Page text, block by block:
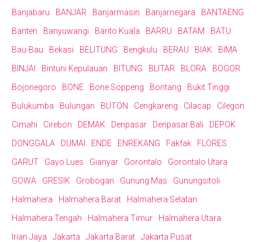
Banjabaru
BANJAR Banjarmasin Banjarnegara
BANTAENG
Banten
Banyuwangi Barito Kuala BARRU BATAM
BATU
Bau-Bau
Bekasi BELITUNG Bengkulu BERAU BIAK
BIMA
BINJAI
Bintuni Kepulauan BITUNG BLITAR BLORA
BOGOR
Bojonegoro
BONE Bone Soppeng Bontang
Bukit Tinggi
Bulukumba
Bulungan BUTON Cengkareng Cilacap
Cilegon
Cimahi
Cirebon DEMAK Denpasar Denpasar Bali
DEPOK
DONGGALA
DUMAI ENDE ENREKANG Fakfak
FLORES
GARUT
Gayo Lues Gianyar Gorontalo
Gorontalo Utara
GOWA
GRESIK Grobogan Gunung Mas
Gunungsitoli
Halmahera
Halmahera Barat
Halmahera Selatan
Halmahera Tengah
Halmahera Timur
Halmahera Utara
Irian Jaya
Jakarta Jakarta Barat
Jakarta Pusat